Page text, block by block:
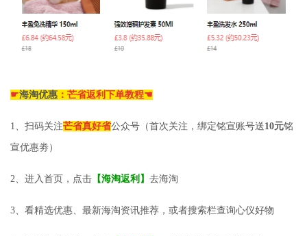
☛海淘优惠 ：芒省返利下单教程☚
1、扫码关注芒省真好省公众号（首次关注，绑定铭宣账号送10元铭
宣优惠劵）
2、进入首页，点击 【海淘返利】 去海淘
3、看精选优惠、最新海淘资讯推荐，或者搜索栏查询心仪好物